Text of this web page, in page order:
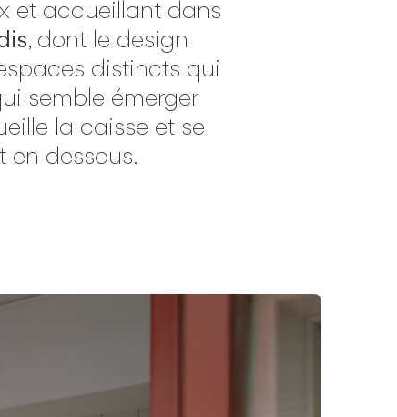
et accueillant dans
, dont le design
distincts qui
semble émerger
la caisse et se
dessous.